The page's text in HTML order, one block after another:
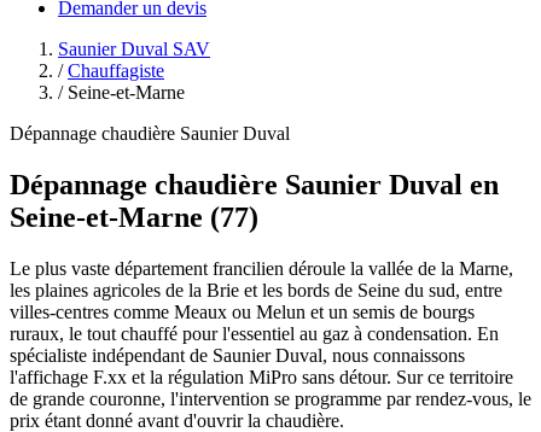
Demander un devis
Saunier Duval SAV
/ Chauffagiste
/ Seine-et-Marne
Dépannage chaudière Saunier Duval
Dépannage chaudière Saunier Duval en
Seine-et-Marne (77)
Le plus vaste département francilien déroule la vallée de la Marne,
les plaines agricoles de la Brie et les bords de Seine du sud, entre
villes-centres comme Meaux ou Melun et un semis de bourgs
ruraux, le tout chauffé pour l'essentiel au gaz à condensation. En
spécialiste indépendant de Saunier Duval, nous connaissons
l'affichage F.xx et la régulation MiPro sans détour. Sur ce territoire
de grande couronne, l'intervention se programme par rendez-vous, le
prix étant donné avant d'ouvrir la chaudière.